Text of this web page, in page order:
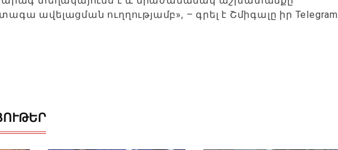
ավելացման ուղղությամբ», – գրել է Շմիգալը իր Telegram